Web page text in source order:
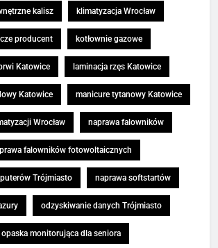
kalisz klimatyzacja Wrocław
producent kotłownie gazowe
Katowice laminacja rzęs Katowice
Katowice manicure tytanowy Katowice
Wrocław naprawa falowników
falowników fotowoltaicznych
Trójmiasto naprawa softstartów
odzyskiwanie danych Trójmiasto
opaska monitorująca dla seniora